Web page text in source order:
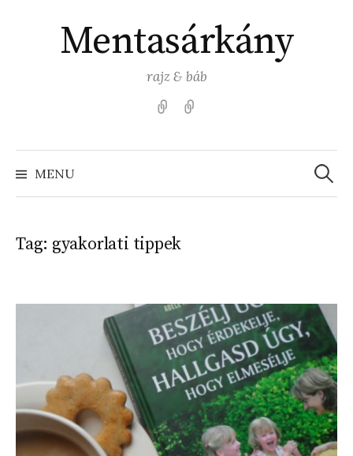
contentMentasárkány
rajz & báb
Kezdőlap
MENU
Search
for:
Tag: gyakorlati tippek